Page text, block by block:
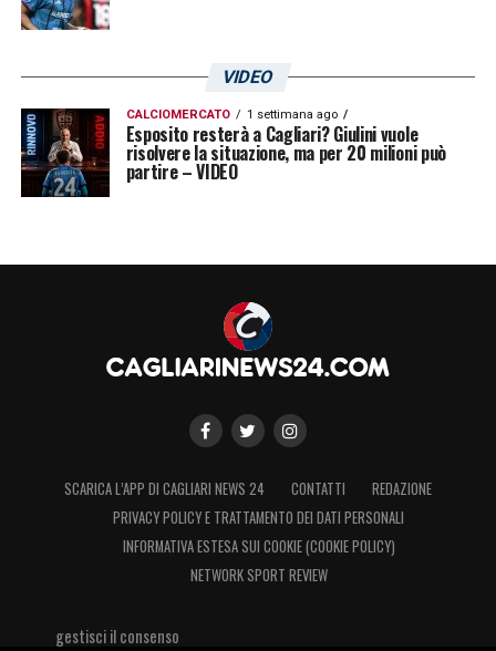
VIDEO
CALCIOMERCATO 1 settimana ago
Esposito resterà a Cagliari? Giulini vuole
risolvere la situazione, ma per 20 milioni può
partire – VIDEO
SCARICA L’APP DI CAGLIARI NEWS 24 CONTATTI
REDAZIONE
PRIVACY POLICY E TRATTAMENTO DEI DATI PERSONALI
INFORMATIVA ESTESA SUI COOKIE (COOKIE POLICY)
NETWORK SPORT REVIEW
gestisci il consenso